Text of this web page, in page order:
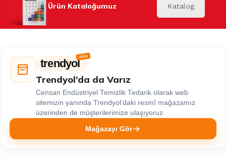
Ürün Kataloğumuz Katalog
trendyol
Trendyol’da da Varız
Censan Endüstriyel Temizlik Tedarik olarak web
sitemizin yanında Trendyol’daki resmî mağazamız
üzerinden de müşterilerimize ulaşıyoruz.
Mağazayı Gör